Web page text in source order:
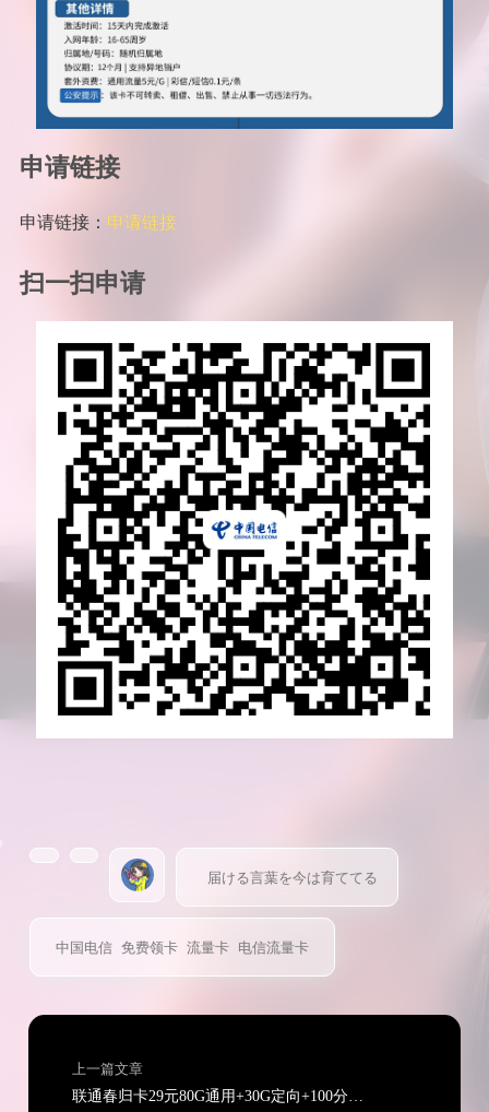
申请链接
申请链接： 申请链接
扫一扫申请
届ける言葉を今は育ててる
中国电信 免费领卡 流量卡 电信流量卡
上一篇文章
联通春归卡29元80G通用+30G定向+100分钟通话+400条短信